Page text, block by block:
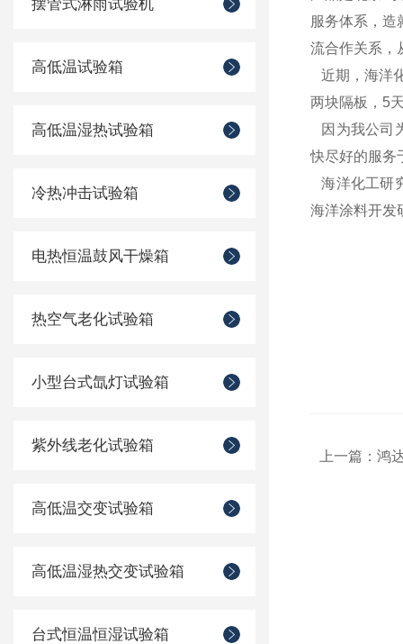
摆管式淋雨试验机
高低温试验箱
高低温湿热试验箱
冷热冲击试验箱
电热恒温鼓风干燥箱
热空气老化试验箱
小型台式氙灯试验箱
紫外线老化试验箱
高低温交变试验箱
高低温湿热交变试验箱
台式恒温恒湿试验箱
服务体系，
流合作关系，
近期，海洋
两块隔板，5
因为我公司
快尽好的服务
海洋化工研
海洋涂料开发
上一篇： 鸿